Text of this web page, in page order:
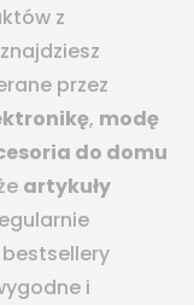
z
przez
, modę
do domu
artykuły
i